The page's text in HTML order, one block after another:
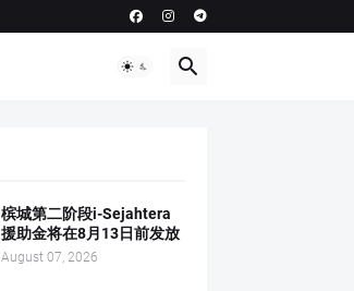
槟城第二阶段i-Sejahtera
援助金将在8月13日前发放
August 07, 2026